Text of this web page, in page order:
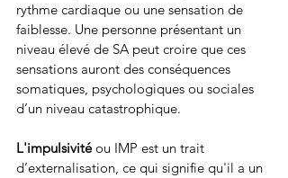
rythme cardiaque ou une sensation de
faiblesse. Une personne présentant un
niveau élevé de SA peut croire que ces
sensations auront des conséquences
somatiques, psychologiques ou sociales
d’un niveau catastrophique.
L'impulsivité ou IMP est un trait
d’externalisation, ce qui signifie qu'il a un